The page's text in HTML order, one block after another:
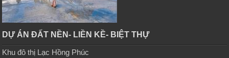
DỰ ÁN ĐẤT NỀN- LIỀN KỀ- BIỆT THỰ
Khu đô thị Lạc Hồng Phúc